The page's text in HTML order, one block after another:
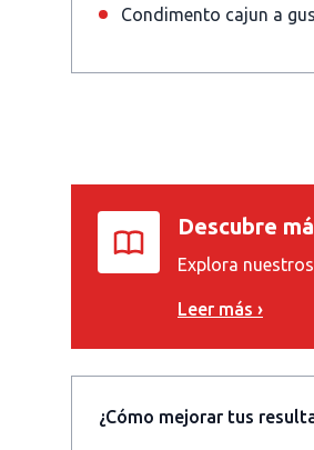
Condimento cajun a
Descubre
Explora
Leer más ›
¿Cómo mejorar tus